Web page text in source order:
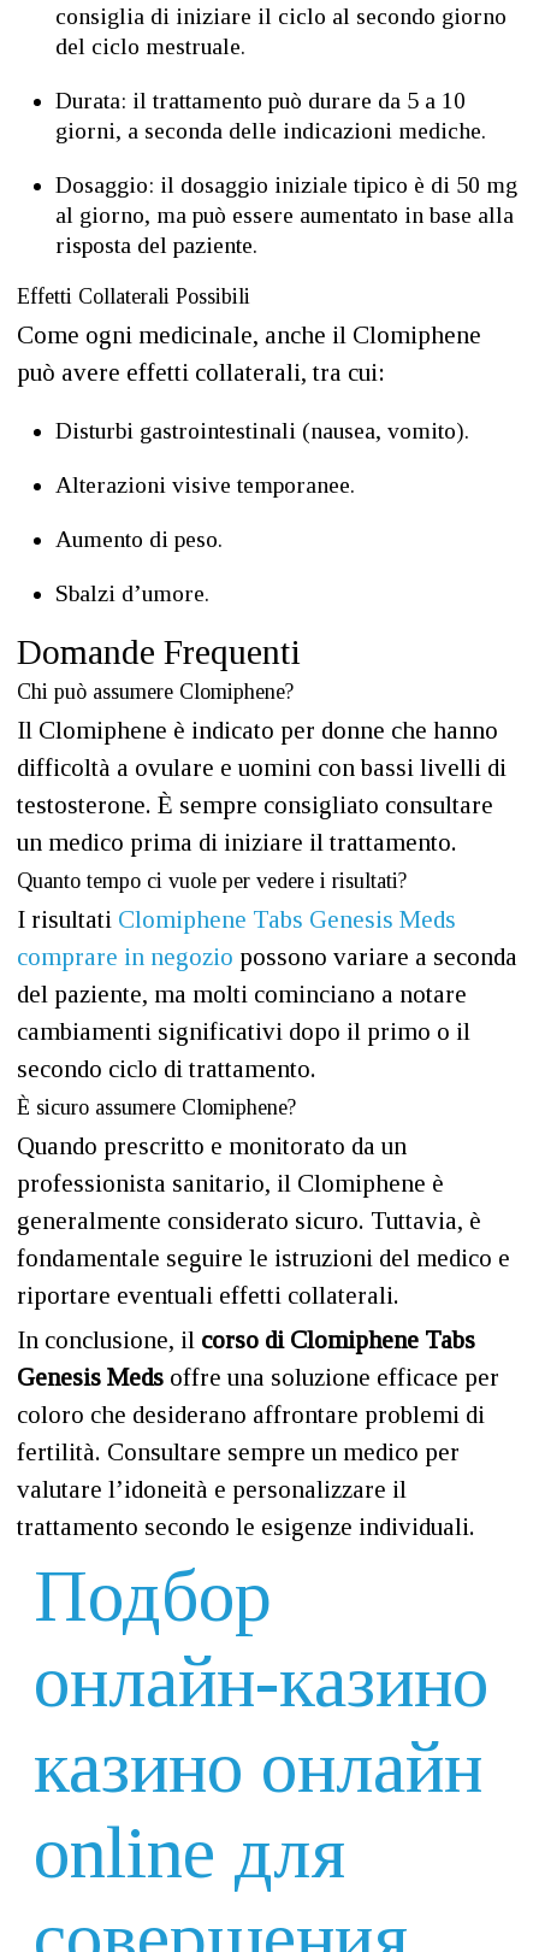
consiglia di iniziare il ciclo al secondo giorno
del ciclo mestruale.
Durata: il trattamento può durare da 5 a 10
giorni, a seconda delle indicazioni mediche.
Dosaggio: il dosaggio iniziale tipico è di 50 mg
al giorno, ma può essere aumentato in base alla
risposta del paziente.
Effetti Collaterali Possibili
Come ogni medicinale, anche il Clomiphene
può avere effetti collaterali, tra cui:
Disturbi gastrointestinali (nausea, vomito).
Alterazioni visive temporanee.
Aumento di peso.
Sbalzi d’umore.
Domande Frequenti
Chi può assumere Clomiphene?
Il Clomiphene è indicato per donne che hanno
difficoltà a ovulare e uomini con bassi livelli di
testosterone. È sempre consigliato consultare
un medico prima di iniziare il trattamento.
Quanto tempo ci vuole per vedere i risultati?
I risultati Clomiphene Tabs Genesis Meds
comprare in negozio possono variare a seconda
del paziente, ma molti cominciano a notare
cambiamenti significativi dopo il primo o il
secondo ciclo di trattamento.
È sicuro assumere Clomiphene?
Quando prescritto e monitorato da un
professionista sanitario, il Clomiphene è
generalmente considerato sicuro. Tuttavia, è
fondamentale seguire le istruzioni del medico e
riportare eventuali effetti collaterali.
In conclusione, il corso di Clomiphene Tabs
Genesis Meds offre una soluzione efficace per
coloro che desiderano affrontare problemi di
fertilità. Consultare sempre un medico per
valutare l’idoneità e personalizzare il
trattamento secondo le esigenze individuali.
Подбор
онлайн-казино
казино онлайн
online для